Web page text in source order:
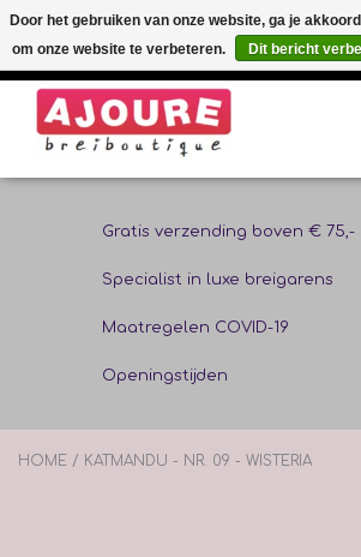
Gratis verzending boven € 75,-
Specialist in luxe breigarens
Maatregelen COVID-19
Openingstijden
HOME / KATMANDU - NR. 09 - WISTERIA
Door het gebruiken van onze website, ga je
om onze website te verbeteren.
Dit bericht